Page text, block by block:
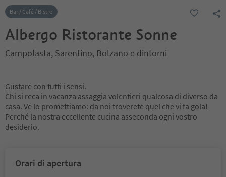
Bar / Café / Bistro
Albergo Ristorante Sonne
Campolasta, Sarentino, Bolzano e dintorni
Gustare con tutti i sensi.
Chi si reca in vacanza assaggia volentieri qualcosa di diverso da
casa. Ve lo promettiamo: da noi troverete quel che vi fa gola!
Perché la nostra eccellente cucina asseconda ogni vostro
desiderio.
Orari di apertura